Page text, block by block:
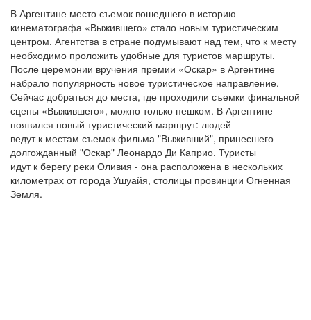
В Аргентине место съемок вошедшего в историю
кинематографа «Выжившего» стало новым туристическим
центром. Агентства в стране подумывают над тем, что к месту
необходимо проложить удобные для туристов маршруты.
После церемонии вручения премии «Оскар» в Аргентине
набрало популярность новое туристическое направление.
Сейчас добраться до места, где проходили съемки финальной
сцены «Выжившего», можно только пешком. В Аргентине
появился новый туристический маршрут: людей
ведут к местам съемок фильма "Выживший", принесшего
долгожданный "Оскар" Леонардо Ди Каприо. Туристы
идут к берегу реки Оливия - она расположена в нескольких
километрах от города Ушуайя, столицы провинции Огненная
Земля.